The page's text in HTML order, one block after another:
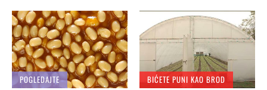
POGLEDAJTE
BIĆETE PUNI KAO BROD